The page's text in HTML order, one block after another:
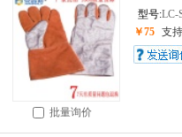
批量询价
型号:LC-
￥75 支